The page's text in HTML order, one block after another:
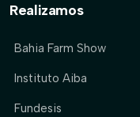
Realizamos
Bahia Farm Show
Instituto Aiba
Fundesis